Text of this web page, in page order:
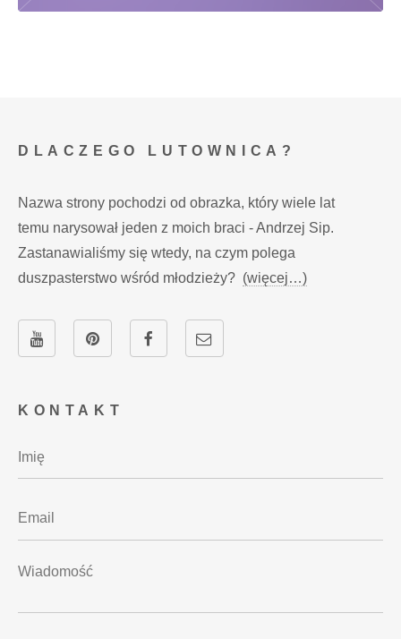
KONTAKT
DLACZEGO LUTOWNICA?
Nazwa strony pochodzi od obrazka, który wiele lat
temu narysował jeden z moich braci - Andrzej Sip.
Zastanawialiśmy się wtedy, na czym polega
duszpasterstwo wśród młodzieży? (więcej…)